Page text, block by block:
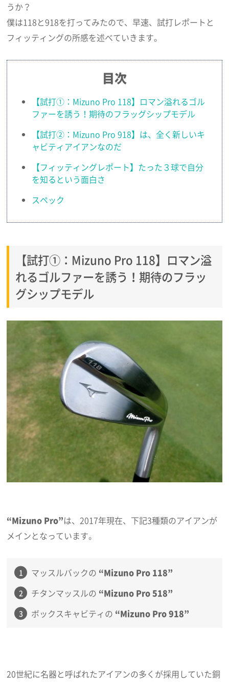
うか？
僕は118と918を打ってみたので、早速、試打レポートと
フィッティングの所感を述べていきます。
目次
【試打①：Mizuno Pro 118】ロマン溢れるゴル
ファーを誘う！期待のフラッグシップモデル
【試打②：Mizuno Pro 918】は、全く新しいキ
ャビティアイアンなのだ
【フィッティングレポート】たった３球で自分
を知るという面白さ
スペック
【試打①：Mizuno Pro 118】ロマン溢
れるゴルファーを誘う！期待のフラッ
グシップモデル
“Mizuno Pro”は、2017年現在、下記3種類のアイアンが
メインとなっています。
マッスルバックの “Mizuno Pro 118”
チタンマッスルの “Mizuno Pro 518”
ボックスキャビティの “Mizuno Pro 918”
20世紀に名器と呼ばれたアイアンの多くが採用していた銅